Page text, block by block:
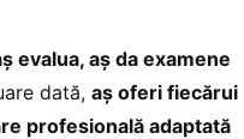
evalua, aș da examene
dată, aș oferi fiecărui
profesională adaptată